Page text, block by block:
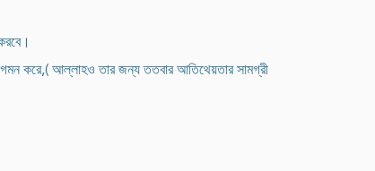
করে,( আল্লাহও তার জন্য ততবার আতিথেয়তার সামগ্রী